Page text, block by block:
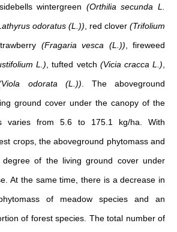
sidebells wintergreen (Orthilia secunda L.
odoratus (L.)) , red clover (Trifolium
(Fragaria vesca (L.)) , fireweed
L.) , tufted vetch (Vicia cracca L.)
odorata (L.)) . The aboveground
ground cover under the canopy of the
varies from 5.6 to 175.1 kg/ha. With
crops, the aboveground phytomass and
of the living ground cover under
At the same time, there is a decrease in
of meadow species and an
of forest species. The total number of